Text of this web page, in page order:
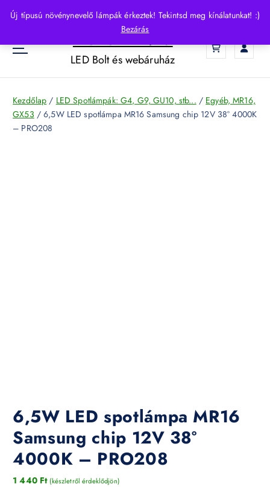
Új típusú növénynevelő lámpák érkeztek! Tekintsd meg kínálatunkat! :)
Bezárás
p
o
HelloLED.hu
LED Bolt és webáruház
Kezdőlap / LED Spotlámpák: G4, G9, GU10, stb... / Egyéb, MR16,
GX53 / 6,5W LED spotlámpa MR16 Samsung chip 12V 38° 4000K
– PRO208
6,5W LED spotlámpa MR16
Samsung chip 12V 38°
4000K – PRO208
1 440 Ft (készletről érdeklődjön)